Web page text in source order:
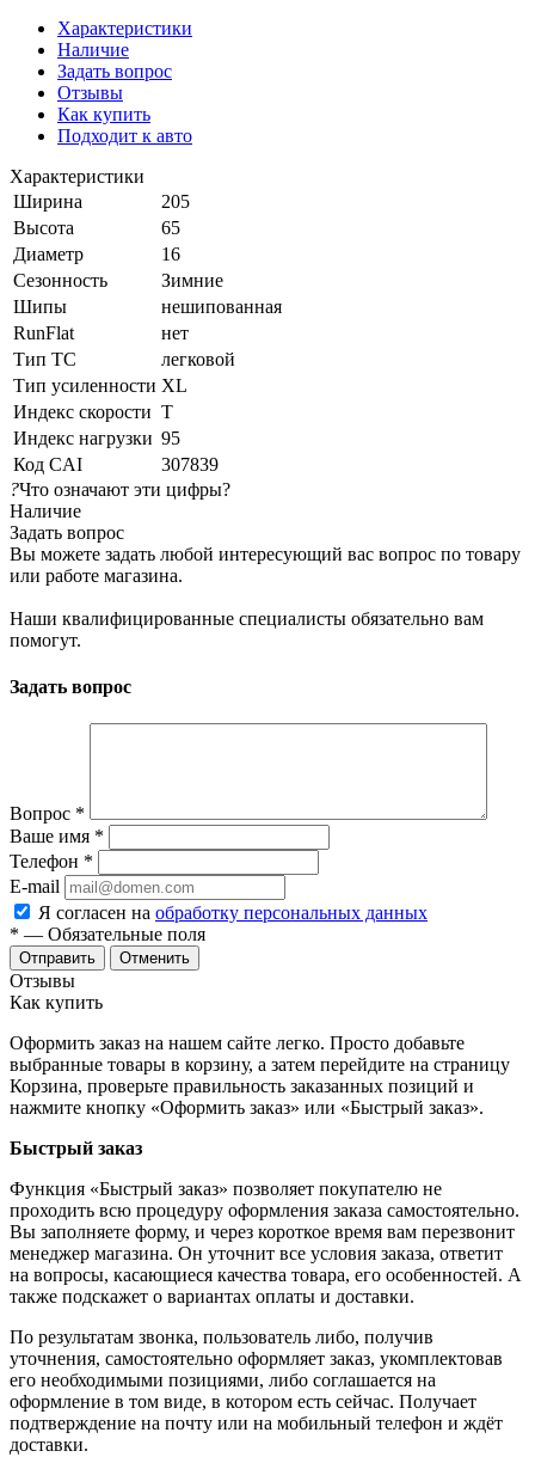
Характеристики
Наличие
Задать вопрос
Отзывы
Как купить
Подходит к авто
Характеристики
Ширина
205
Высота
65
Диаметр
16
Сезонность
Зимние
Шипы
нешипованная
RunFlat
нет
Тип ТС
легковой
Тип усиленности XL
Индекс скорости T
Индекс нагрузки 95
Код CAI
307839
?Что означают эти цифры?
Наличие
Задать вопрос
Вы можете задать любой интересующий вас вопрос по товару
или работе магазина.
Наши квалифицированные специалисты обязательно вам
помогут.
Задать вопрос
Вопрос *
Ваше имя *
Телефон *
E-mail
Я согласен на обработку персональных данных
* — Обязательные поля
Отменить
Отзывы
Как купить
Оформить заказ на нашем сайте легко. Просто добавьте
выбранные товары в корзину, а затем перейдите на страницу
Корзина, проверьте правильность заказанных позиций и
нажмите кнопку «Оформить заказ» или «Быстрый заказ».
Быстрый заказ
Функция «Быстрый заказ» позволяет покупателю не
проходить всю процедуру оформления заказа самостоятельно.
Вы заполняете форму, и через короткое время вам перезвонит
менеджер магазина. Он уточнит все условия заказа, ответит
на вопросы, касающиеся качества товара, его особенностей. А
также подскажет о вариантах оплаты и доставки.
По результатам звонка, пользователь либо, получив
уточнения, самостоятельно оформляет заказ, укомплектовав
его необходимыми позициями, либо соглашается на
оформление в том виде, в котором есть сейчас. Получает
подтверждение на почту или на мобильный телефон и ждёт
доставки.